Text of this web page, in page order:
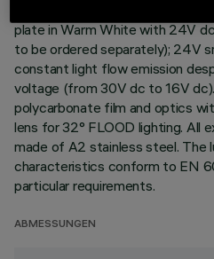
plate in Warm White with 24V
to be ordered separately); 24V
constant light flow emission
voltage (from 30V dc to 16V
polycarbonate film and optics
lens for 32° FLOOD lighting. All
made of A2 stainless steel. The
characteristics conform to EN
particular requirements.
ABMESSUNGEN